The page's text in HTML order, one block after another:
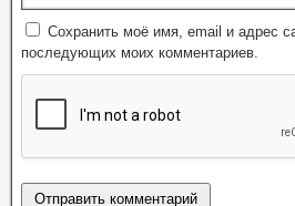
Сохранить моё имя, email и адрес
последующих моих комментариев.